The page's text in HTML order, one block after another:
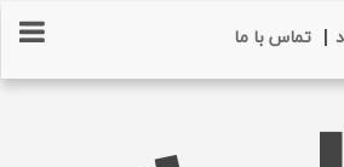
تماس با ما